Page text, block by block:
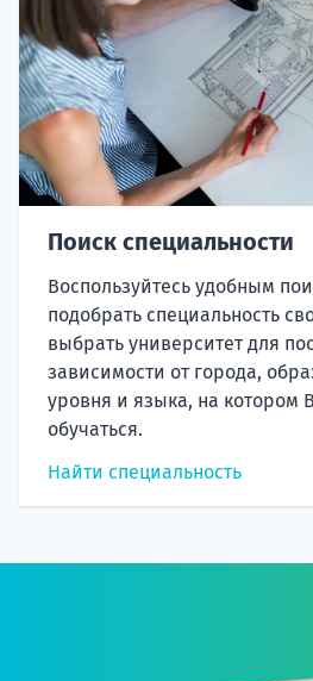
Поиск специальности
Воспользуйтесь удобным
подобрать специальность
выбрать университет для
зависимости от города,
уровня и языка, на котором
обучаться.
Найти специальность